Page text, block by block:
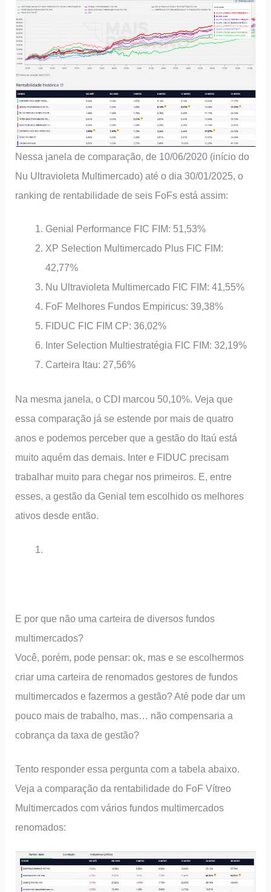
Nessa janela de comparação, de 10/06/2020 (início do
Nu Ultravioleta Multimercado) até o dia 30/01/2025, o
ranking de rentabilidade de seis FoFs está assim:
Genial Performance FIC FIM: 51,53%
XP Selection Multimercado Plus FIC FIM:
42,77%
Nu Ultravioleta Multimercado FIC FIM: 41,55%
FoF Melhores Fundos Empiricus: 39,38%
FIDUC FIC FIM CP: 36,02%
Inter Selection Multiestratégia FIC FIM: 32,19%
Carteira Itau: 27,56%
Na mesma janela, o CDI marcou 50,10%. Veja que
essa comparação já se estende por mais de quatro
anos e podemos perceber que a gestão do Itaú está
muito aquém das demais. Inter e FIDUC precisam
trabalhar muito para chegar nos primeiros. E, entre
esses, a gestão da Genial tem escolhido os melhores
ativos desde então.
E por que não uma carteira de diversos fundos
multimercados?
Você, porém, pode pensar: ok, mas e se escolhermos
criar uma carteira de renomados gestores de fundos
multimercados e fazermos a gestão? Até pode dar um
pouco mais de trabalho, mas… não compensaria a
cobrança da taxa de gestão?
Tento responder essa pergunta com a tabela abaixo.
Veja a comparação da rentabilidade do FoF Vítreo
Multimercados com vários fundos multimercados
renomados: